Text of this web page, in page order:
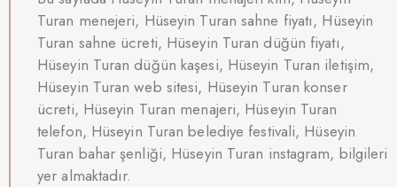
Turan menejeri, Hüseyin Turan sahne fiyatı, Hüseyin
Turan sahne ücreti, Hüseyin Turan düğün fiyatı,
Hüseyin Turan düğün kaşesi, Hüseyin Turan iletişim,
Hüseyin Turan web sitesi, Hüseyin Turan konser
ücreti, Hüseyin Turan menajeri, Hüseyin Turan
telefon, Hüseyin Turan belediye festivali, Hüseyin
Turan bahar şenliği, Hüseyin Turan instagram, bilgileri
yer almaktadır.